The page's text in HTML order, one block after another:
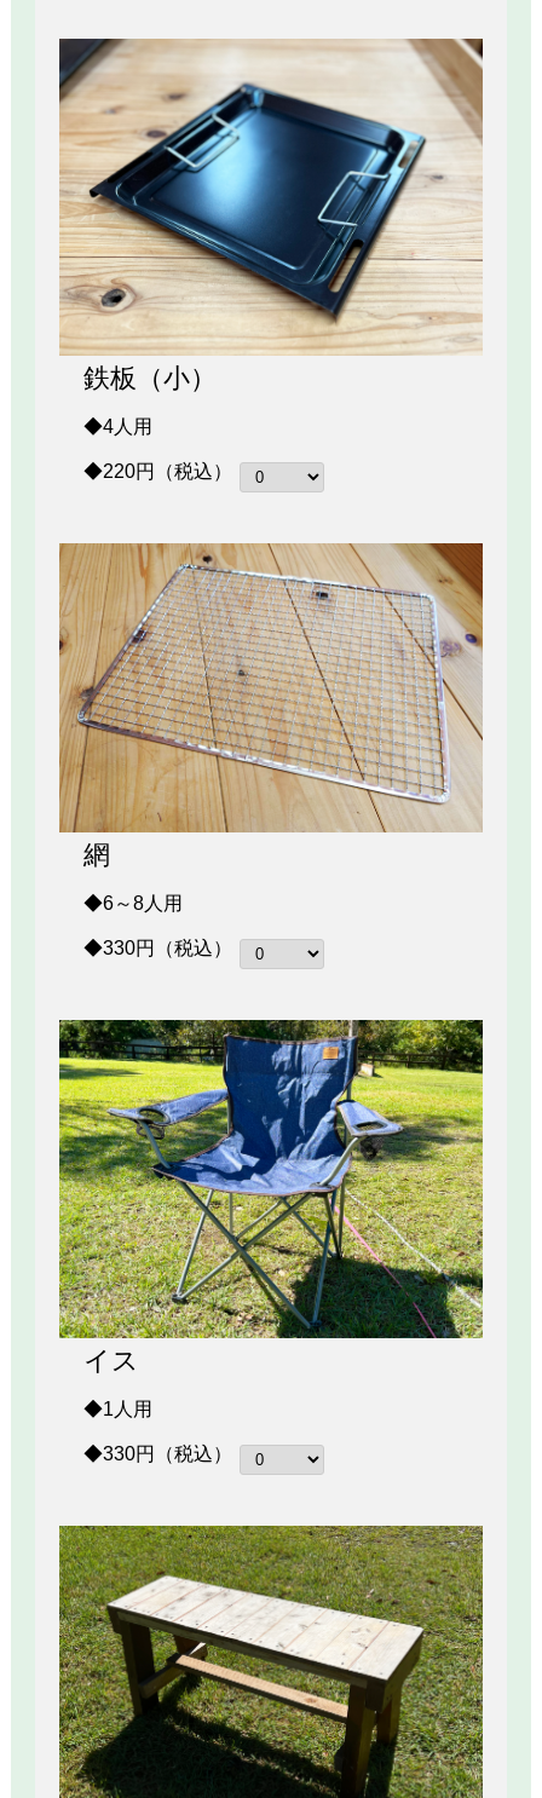
鉄板（小）
◆4人用
◆220円（税込）
網
◆6～8人用
◆330円（税込）
イス
◆1人用
◆330円（税込）